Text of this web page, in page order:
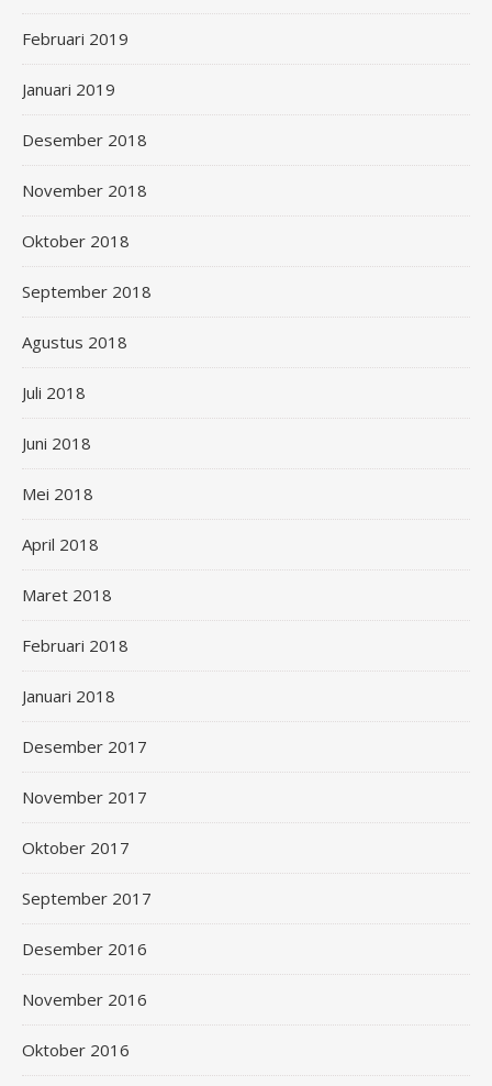
Februari 2019
Januari 2019
Desember 2018
November 2018
Oktober 2018
September 2018
Agustus 2018
Juli 2018
Juni 2018
Mei 2018
April 2018
Maret 2018
Februari 2018
Januari 2018
Desember 2017
November 2017
Oktober 2017
September 2017
Desember 2016
November 2016
Oktober 2016